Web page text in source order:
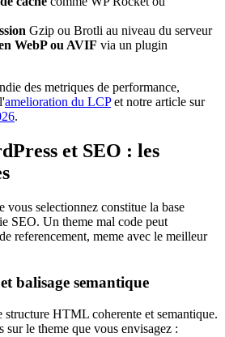
Gzip ou Brotli au niveau du serveur
WebP ou AVIF via un plugin
des metriques de performance,
amelioration du LCPet notre article sur
.
et SEO : les
vous selectionnez constitue la base
SEO. Un theme mal code peut
referencement, meme avec le meilleur
balisage semantique
structure HTML coherente et semantique.
sur le theme que vous envisagez :